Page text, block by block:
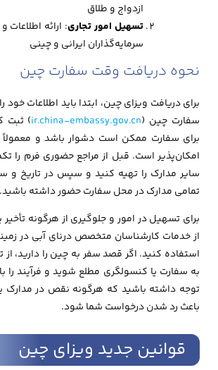
ازدواج و طلاق
تسهیل امور تجاری: ارائه اطلاعات
سرمایه‌گذاران ایرانی و چینی
نحوه دریافت وقت سفارت چین
برای دریافت ویزای چین، ابتدا باید اطلاعات
سفارت چین (ir.china-embassy.gov.cn) ثبت
برای سفارت ممکن است دشوار باشد و
امکان‌پذیر است. قبل از مراجع حضوری فرم را
سایر مدارک را تهیه کنید و سپس در تاریخ و
تمامی مدارک در محل سفارت حضور داشته باشید.
برای تسهیل در امور و جلوگیری از هرگونه تأخیر
از خدمات کارشناسان متخصص درنای آبی در
استفاده کنید. اگر قصد سفر به چین را دارید، از
به سفارت یا کنسولگری مطلع شوید و فرآیند را
توجه داشته باشید که هرگونه نقص در مدارک
باعث رد شدن درخواست شما شود.
قوانین جدید ویزای چین